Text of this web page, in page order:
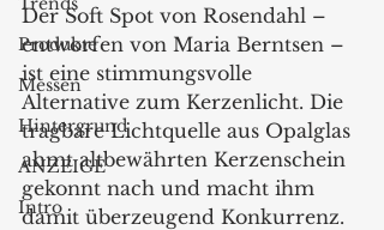
Produkte
Messen
Hintergrund
ANZEIGE
Intro
Der Soft Spot von Rosendahl –
entworfen von Maria Berntsen –
ist eine stimmungsvolle
Alternative zum Kerzenlicht. Die
tragbare Lichtquelle aus Opalglas
ahmt altbewährten Kerzenschein
gekonnt nach und macht ihm
damit überzeugend Konkurrenz.